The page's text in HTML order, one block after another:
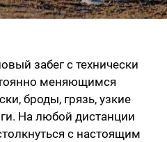
забег с технически
меняющимся
броды, грязь, узкие
На любой дистанции
с настоящим